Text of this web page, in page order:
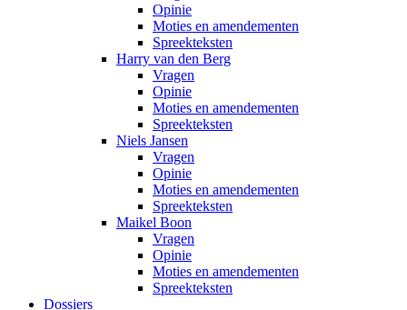
Opinie
Moties en amendementen
Spreekteksten
Harry van den Berg
Vragen
Opinie
Moties en amendementen
Spreekteksten
Niels Jansen
Vragen
Opinie
Moties en amendementen
Spreekteksten
Maikel Boon
Vragen
Opinie
Moties en amendementen
Spreekteksten
Dossiers